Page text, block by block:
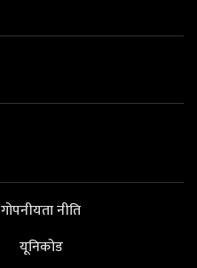
गोपनीयता नीति
यूनिकोड